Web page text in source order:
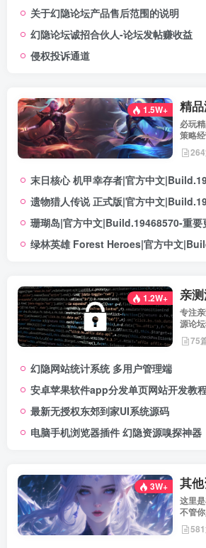
坛获
验！
息！
关于幻隐论坛产品售后范围的说明
幻隐论坛诚招合伙人-论坛发帖赚收益
侵权投诉通道
1.5W+ 精
必玩
策略
法，
末日核心 机甲幸存者|官方中文|Build.19601158|解
遗物猎人传说 正式版|官方中文|Build.19577129+全DLC|
珊瑚岛|官方中文|Build.19468570-重要更新-沙盒|解
绿林英雄 Forest Heroes|官方中文|Build.19609351+全DLC|
1.2W+ 亲
专注
源论
坛搭
实际
75
幻隐网站统计系统 多用户管理端
安卓苹果软件app分发单页网站开发教
最新无授权东郊到家UI系统源码
电脑手机浏览器插件 幻隐资源嗅探神器
3W+ 其
这里
不管
识，
灵感